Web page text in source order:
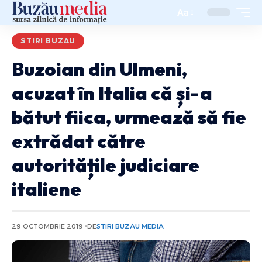
Aa
STIRI BUZAU
Buzoian din Ulmeni,
acuzat în Italia că și-a
bătut fiica, urmează să fie
extrădat către
autoritățile judiciare
italiene
29 OCTOMBRIE 2019 DESTIRI BUZAU MEDIA